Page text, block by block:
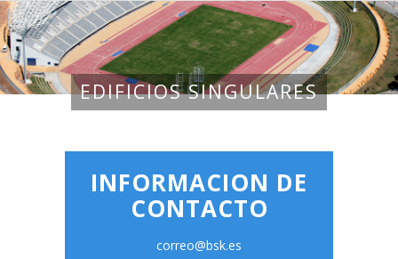
EDIFICIOS SINGULARES
INFORMACION DE
CONTACTO
correo@bsk.es